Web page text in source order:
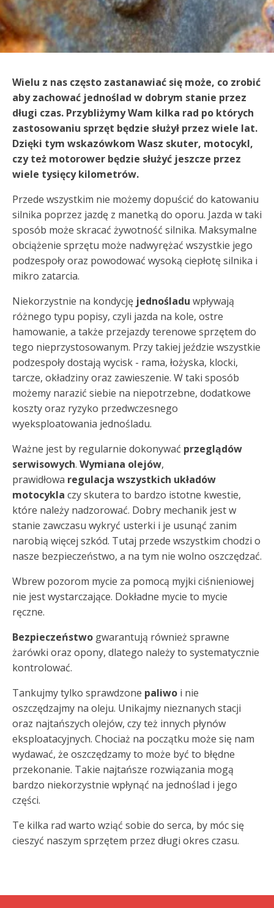
Wielu z nas często zastanawiać się może, co zrobić
aby zachować jednoślad w dobrym stanie przez
długi czas. Przybliżymy Wam kilka rad po których
zastosowaniu sprzęt będzie służył przez wiele lat.
Dzięki tym wskazówkom Wasz skuter, motocykl,
czy też motorower będzie służyć jeszcze przez
wiele tysięcy kilometrów.
Przede wszystkim nie możemy dopuścić do katowaniu
silnika poprzez jazdę z manetką do oporu. Jazda w taki
sposób może skracać żywotność silnika. Maksymalne
obciążenie sprzętu może nadwyrężać wszystkie jego
podzespoły oraz powodować wysoką ciepłotę silnika i
mikro zatarcia.
Niekorzystnie na kondycję jednośladu wpływają
różnego typu popisy, czyli jazda na kole, ostre
hamowanie, a także przejazdy terenowe sprzętem do
tego nieprzystosowanym. Przy takiej jeździe wszystkie
podzespoły dostają wycisk - rama, łożyska, klocki,
tarcze, okładziny oraz zawieszenie. W taki sposób
możemy narazić siebie na niepotrzebne, dodatkowe
koszty oraz ryzyko przedwczesnego
wyeksploatowania jednośladu.
Ważne jest by regularnie dokonywać przeglądów
serwisowych. Wymiana olejów,
prawidłowa regulacja wszystkich układów
motocykla czy skutera to bardzo istotne kwestie,
które należy nadzorować. Dobry mechanik jest w
stanie zawczasu wykryć usterki i je usunąć zanim
narobią więcej szkód. Tutaj przede wszystkim chodzi o
nasze bezpieczeństwo, a na tym nie wolno oszczędzać.
Wbrew pozorom mycie za pomocą myjki ciśnieniowej
nie jest wystarczające. Dokładne mycie to mycie
ręczne.
Bezpieczeństwo gwarantują również sprawne
żarówki oraz opony, dlatego należy to systematycznie
kontrolować.
Tankujmy tylko sprawdzone paliwo i nie
oszczędzajmy na oleju. Unikajmy nieznanych stacji
oraz najtańszych olejów, czy też innych płynów
eksploatacyjnych. Chociaż na początku może się nam
wydawać, że oszczędzamy to może być to błędne
przekonanie. Takie najtańsze rozwiązania mogą
bardzo niekorzystnie wpłynąć na jednoślad i jego
części.
Te kilka rad warto wziąć sobie do serca, by móc się
cieszyć naszym sprzętem przez długi okres czasu.